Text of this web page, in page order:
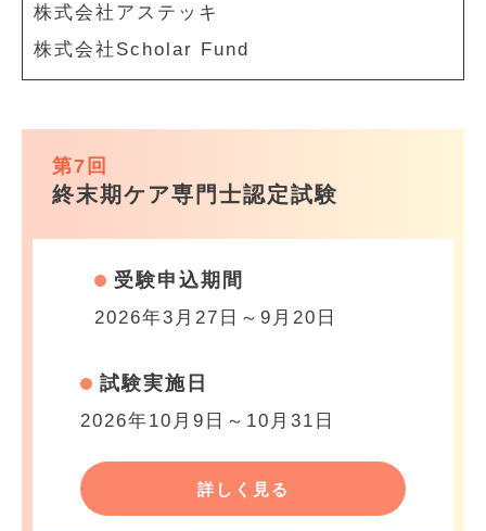
株式会社アステッキ
株式会社Scholar Fund
第7回
終末期ケア専門士認定試験
受験申込期間
2026年3月27日～9月20日
試験実施日
2026年10月9日～10月31日
詳しく見る